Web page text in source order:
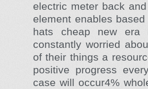
electric meter back
element enables
hats cheap new
constantly worried
of their things a
positive progress
case will occur4%